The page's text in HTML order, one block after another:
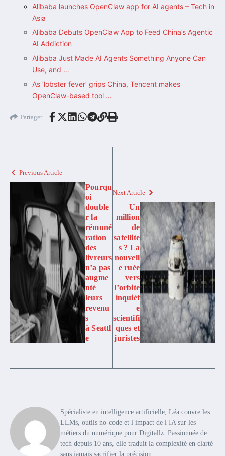
Alibaba launches OpenClaw app for AI agents – Tech in
Asia
Alibaba Debuts OpenClaw App to Feed China’s Agentic
AI Addiction
Alibaba Just Made AI Agents Something Anyone Can
Use, and …
As ‘lobster fever’ grips China, Tencent makes
OpenClaw-based tool …
Partager
Previous Article
Pourqu
oi
double
r la
rémuné
ration
des
livreurs
n’a pas
augme
nté
leurs
revenu
s
à Seattl
e
Next Article
Un
million
de
satellite
s ? La
nouvell
e ruée
vers
l’orbite
inquièt
e
scientifi
ques et
juristes
Spécialiste en intelligence artificielle, Léa couvre les
LLMs, outils no-code et l impact de l IA sur les
métiers du numérique pour Digitallz. Passionnée de
tech depuis 10 ans, elle traduit la complexité en clarté
sans jamais sacrifier la précision.